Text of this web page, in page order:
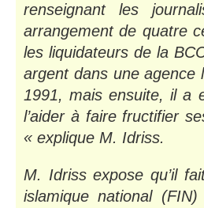
renseignant les
arrangement de quatre
les liquidateurs de la
argent dans une agence
1991, mais ensuite, il a
l’aider à faire fructifier
« explique M. Idriss.
M. Idriss expose qu’il
islamique national